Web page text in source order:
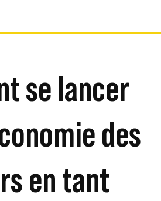
se lancer
des
en tant